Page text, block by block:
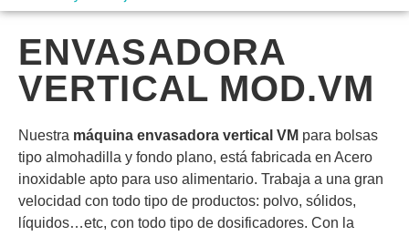
ENVASADORA
VERTICAL MOD.VM
Nuestra máquina envasadora vertical VM para bolsas
tipo almohadilla y fondo plano, está fabricada en Acero
inoxidable apto para uso alimentario. Trabaja a una gran
velocidad con todo tipo de productos: polvo, sólidos,
líquidos…etc, con todo tipo de dosificadores. Con la